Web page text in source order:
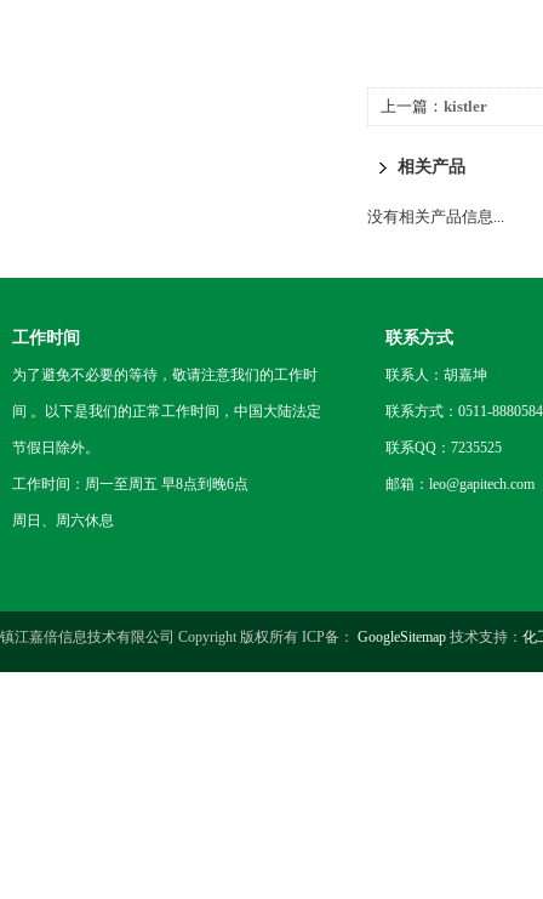
上一篇： kistler
相关产品
没有相关产品信息...
工作时间
为了避免不必要的等待，敬请注意我们的工作时
间 。以下是我们的正常工作时间，中国大陆法定
节假日除外。
工作时间：周一至周五 早8点到晚6点
周日、周六休息
联系方式
联系人：胡嘉坤
联系方式：0511-
联系QQ：7235525
邮箱：leo@gapitech.com
镇江嘉倍信息技术有限公司 Copyright 版权所有 ICP备： GoogleSitemap 技术支持： 化